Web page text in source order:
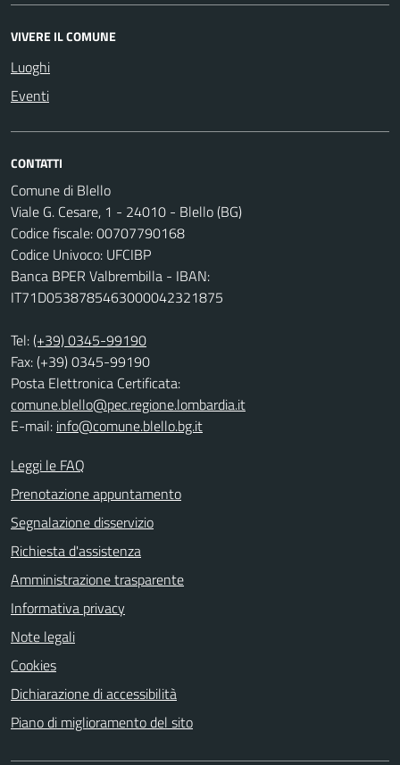
VIVERE IL COMUNE
Luoghi
Eventi
CONTATTI
Comune di Blello
Viale G. Cesare, 1 - 24010 - Blello (BG)
Codice fiscale: 00707790168
Codice Univoco: UFCIBP
Banca BPER Valbrembilla - IBAN:
IT71D0538785463000042321875
Tel:(+39) 0345-99190
Fax: (+39) 0345-99190
Posta Elettronica Certificata:
comune.blello@pec.regione.lombardia.it
E-mail: info@comune.blello.bg.it
Leggi le FAQ
Prenotazione appuntamento
Segnalazione disservizio
Richiesta d'assistenza
Amministrazione trasparente
Informativa privacy
Note legali
Cookies
Dichiarazione di accessibilità
Piano di miglioramento del sito